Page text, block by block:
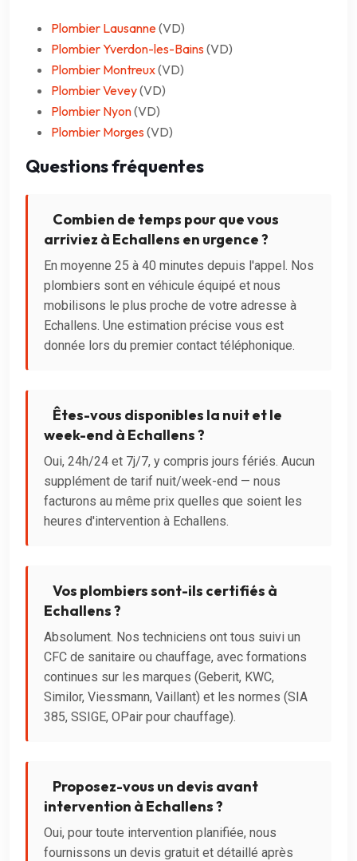
Plombier Lausanne(VD)
Plombier Yverdon-les-Bains(VD)
Plombier Montreux(VD)
Plombier Vevey(VD)
Plombier Nyon(VD)
Plombier Morges(VD)
Questions fréquentes
Combien de temps pour que vous
arriviez à Echallens en urgence ?
En moyenne 25 à 40 minutes depuis l'appel. Nos
plombiers sont en véhicule équipé et nous
mobilisons le plus proche de votre adresse à
Echallens. Une estimation précise vous est
donnée lors du premier contact téléphonique.
Êtes-vous disponibles la nuit et le
week-end à Echallens ?
Oui, 24h/24 et 7j/7, y compris jours fériés. Aucun
supplément de tarif nuit/week-end — nous
facturons au même prix quelles que soient les
heures d'intervention à Echallens.
Vos plombiers sont-ils certifiés à
Echallens ?
Absolument. Nos techniciens ont tous suivi un
CFC de sanitaire ou chauffage, avec formations
continues sur les marques (Geberit, KWC,
Similor, Viessmann, Vaillant) et les normes (SIA
385, SSIGE, OPair pour chauffage).
Proposez-vous un devis avant
intervention à Echallens ?
Oui, pour toute intervention planifiée, nous
fournissons un devis gratuit et détaillé après